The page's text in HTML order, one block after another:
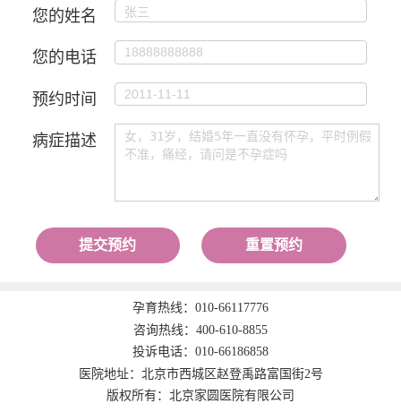
您的姓名
您的电话
预约时间
病症描述
提交预约 重置预约
孕育热线： 010-66117776
咨询热线： 400-610-8855
投诉电话： 010-66186858
医院地址：北京市西城区赵登禹路富国街2号
版权所有：北京家圆医院有限公司